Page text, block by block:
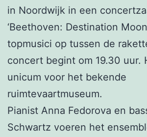
in Noordwijk in een
‘Beethoven: Destination
topmusici op tussen de
concert begint om 19.30 uur.
unicum voor het bekende
ruimtevaartmuseum.
Pianist Anna Fedorova en
Schwartz voeren het